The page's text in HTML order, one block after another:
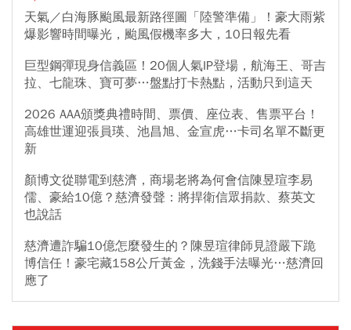
天氣／白海豚颱風最新路徑圖「陸警準備」！豪大雨紫
爆影響時間曝光，颱風假機率多大，10日報先看
巨型鋼彈現身信義區！20個人氣IP登場，航海王、哥吉
拉、七龍珠、寶可夢…盤點打卡熱點，活動只到這天
2026 AAA頒獎典禮時間、票價、座位表、售票平台！
高雄世運迎張員瑛、池昌旭、金宣虎…卡司名單不斷更
新
顏博文從聯電到慈濟，商場老將為何會信陳昱瑄李易
儒、豪給10億？慈濟發聲：將捍衛信眾捐款、蔡英文
也說話
慈濟遭詐騙10億怎麼發生的？陳昱瑄律師見證嚴下跪
博信任！豪宅藏158公斤黃金，洗錢手法曝光…慈濟回
應了